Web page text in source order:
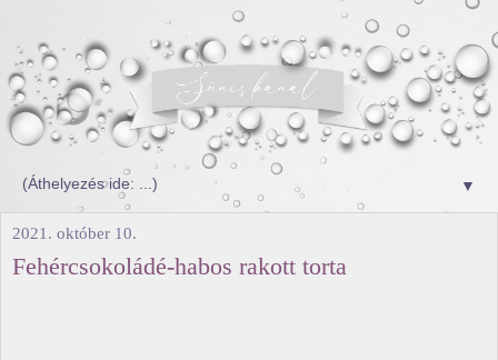
▼
2021. október 10.
Fehércsokoládé-habos rakott torta